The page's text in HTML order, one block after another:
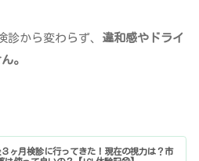
診から変わらず、 違和感やドライ
。
３ヶ月検診に行ってきた！現在の視力は？市